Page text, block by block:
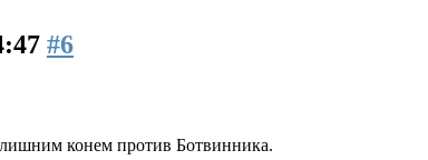
#6
конем против Ботвинника.